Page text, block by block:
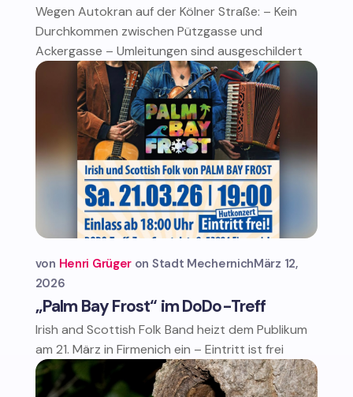
Wegen Autokran auf der Kölner Straße: – Kein
Durchkommen zwischen Pützgasse und
Ackergasse – Umleitungen sind ausgeschildert
„Palm Bay Frost“ im DoDo-Treff
von Henri Grüger Stadt MechernichMärz 12,
2026
Irish and Scottish Folk Band heizt dem Publikum
am 21. März in Firmenich ein – Eintritt ist frei